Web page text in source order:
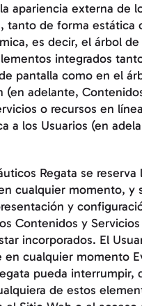
apariencia externa de
tanto de forma estática
es decir, el árbol
integrados
pantalla como en el
(en adelante,
o recursos en
a los Usuarios (en
Regata se reserva
cualquier momento, y
y
Contenidos y
incorporados. El
en cualquier momento
pueda interrumpir,
de estos